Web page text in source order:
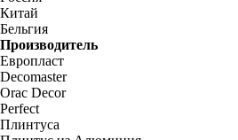
Китай
Бельгия
Производитель
Европласт
Decomaster
Orac Decor
Perfect
Плинтуса